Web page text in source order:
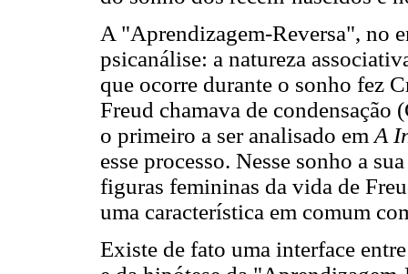
A "Aprendizagem-Reversa", no
psicanálise: a natureza
que ocorre durante o sonho fez
Freud chamava de
o primeiro a ser analisado em A
esse processo. Nesse sonho a
figuras femininas da vida de
uma característica em comum
Existe de fato uma interface